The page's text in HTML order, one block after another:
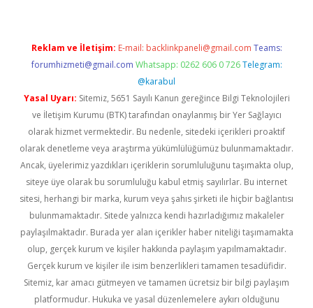
Reklam ve İletişim: E-mail: backlinkpaneli@gmail.com Teams:
forumhizmeti@gmail.com Whatsapp: 0262 606 0 726 Telegram:
@karabul
Yasal Uyarı: Sitemiz, 5651 Sayılı Kanun gereğince Bilgi Teknolojileri
ve İletişim Kurumu (BTK) tarafından onaylanmış bir Yer Sağlayıcı
olarak hizmet vermektedir. Bu nedenle, sitedeki içerikleri proaktif
olarak denetleme veya araştırma yükümlülüğümüz bulunmamaktadır.
Ancak, üyelerimiz yazdıkları içeriklerin sorumluluğunu taşımakta olup,
siteye üye olarak bu sorumluluğu kabul etmiş sayılırlar. Bu internet
sitesi, herhangi bir marka, kurum veya şahıs şirketi ile hiçbir bağlantısı
bulunmamaktadır. Sitede yalnızca kendi hazırladığımız makaleler
paylaşılmaktadır. Burada yer alan içerikler haber niteliği taşımamakta
olup, gerçek kurum ve kişiler hakkında paylaşım yapılmamaktadır.
Gerçek kurum ve kişiler ile isim benzerlikleri tamamen tesadüfidir.
Sitemiz, kar amacı gütmeyen ve tamamen ücretsiz bir bilgi paylaşım
platformudur. Hukuka ve yasal düzenlemelere aykırı olduğunu